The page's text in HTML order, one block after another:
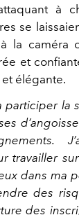
à
se
la caméra
et
élégante.
participer la
travailler
dans ma
des
des